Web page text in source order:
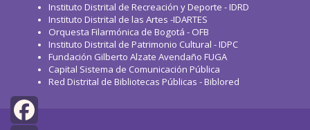
Instituto Distrital de Recreación y Deporte - IDRD
Instituto Distrital de las Artes -IDARTES
Orquesta Filarmónica de Bogotá - OFB
Instituto Distrital de Patrimonio Cultural - IDPC
Fundación Gilberto Alzate Avendaño FUGA
Capital Sistema de Comunicación Pública
Red Distrital de Bibliotecas Públicas - Biblored